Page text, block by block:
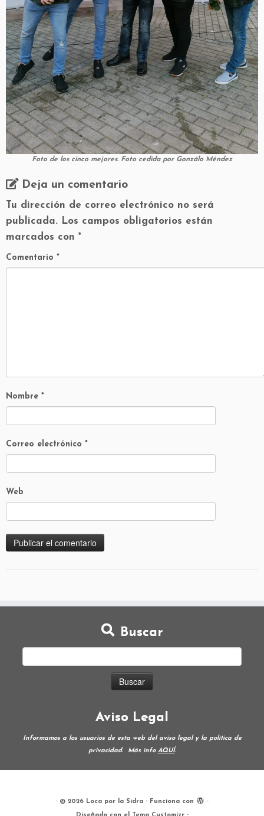
Foto de los cinco mejores. Foto cedida por Gonzálo Méndez
Deja un comentario
Tu dirección de correo electrónico no será
publicada. Los campos obligatorios están
marcados con *
Comentario *
Nombre *
Correo electrónico *
Web
Buscar
Aviso Legal
Informamos a los usuarios de esta web del aviso legal y la política de
privacidad.
Más info AQUÍ.
· © 2026 Loca por la Sidra · Funciona con ·